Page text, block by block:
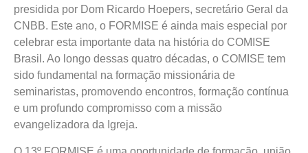
presidida por Dom Ricardo Hoepers, secretário Geral da
CNBB. Este ano, o FORMISE é ainda mais especial por
celebrar esta importante data na história do COMISE
Brasil. Ao longo dessas quatro décadas, o COMISE tem
sido fundamental na formação missionária de
seminaristas, promovendo encontros, formação contínua
e um profundo compromisso com a missão
evangelizadora da Igreja.